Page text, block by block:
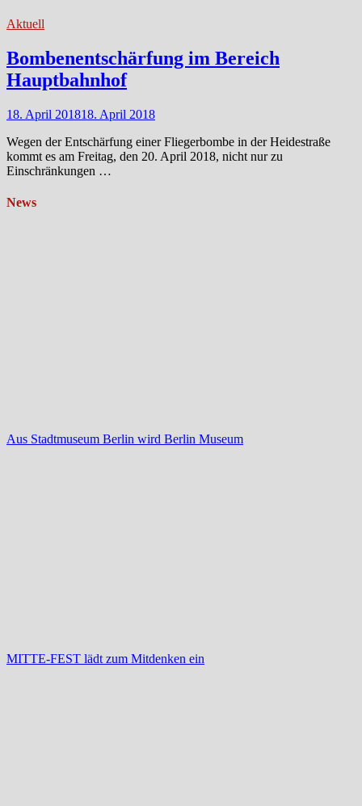
Aktuell
Bombenentschärfung im Bereich
Hauptbahnhof
18. April 201818. April 2018
Wegen der Entschärfung einer Fliegerbombe in der Heidestraße
kommt es am Freitag, den 20. April 2018, nicht nur zu
Einschränkungen …
News
Aus Stadtmuseum Berlin wird Berlin Museum
MITTE-FEST lädt zum Mitdenken ein